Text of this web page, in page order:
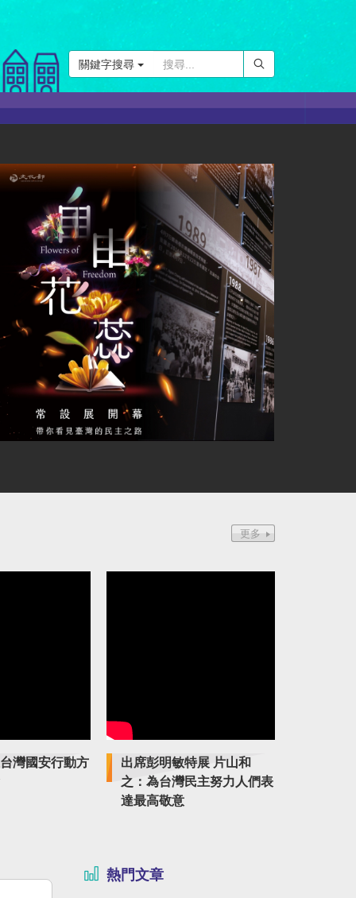
關鍵字搜尋
助參選立委 民眾黨前黨工馬治
月定讞
中配周滿芝為中國發
台灣國安行動方
出席彭明敏特展 片山和
之：為台灣民主努力人們表
達最高敬意
熱門文章